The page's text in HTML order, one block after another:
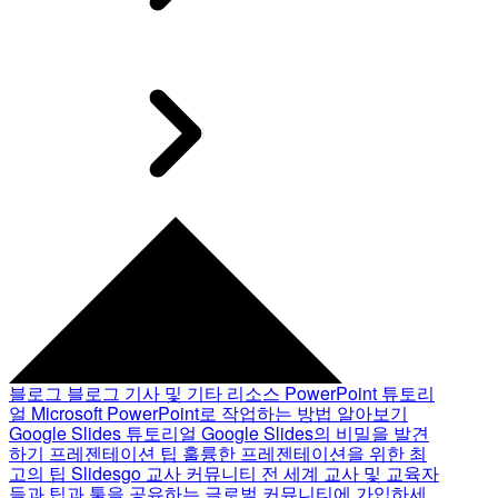
블로그 블로그 기사 및 기타 리소스 PowerPoint 튜토리
얼 Microsoft PowerPoint로 작업하는 방법 알아보기
Google Slides 튜토리얼 Google Slides의 비밀을 발견
하기 프레젠테이션 팁 훌륭한 프레젠테이션을 위한 최
고의 팁 Slidesgo 교사 커뮤니티 전 세계 교사 및 교육자